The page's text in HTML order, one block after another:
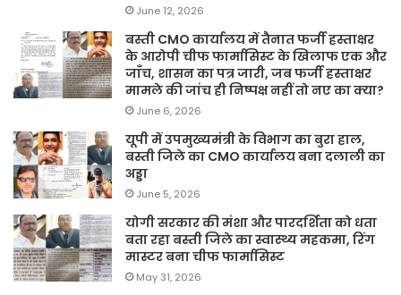
June 12, 2026
बस्ती CMO कार्यालय में तैनात फर्जी हस्ताक्षर
के आरोपी चीफ फार्मासिस्ट के खिलाफ एक और
जाँच, शासन का पत्र जारी, जब फर्जी हस्ताक्षर
मामले की जांच ही निष्पक्ष नहीं तो नए का क्या?
June 6, 2026
यूपी में उपमुख्यमंत्री के विभाग का बुरा हाल,
बस्ती जिले का CMO कार्यालय बना दलाली का
अड्डा
June 5, 2026
योगी सरकार की मंशा और पारदर्शिता को धता
बता रहा बस्ती जिले का स्वास्थ्य महकमा, रिंग
मास्टर बना चीफ फार्मासिस्ट
May 31, 2026